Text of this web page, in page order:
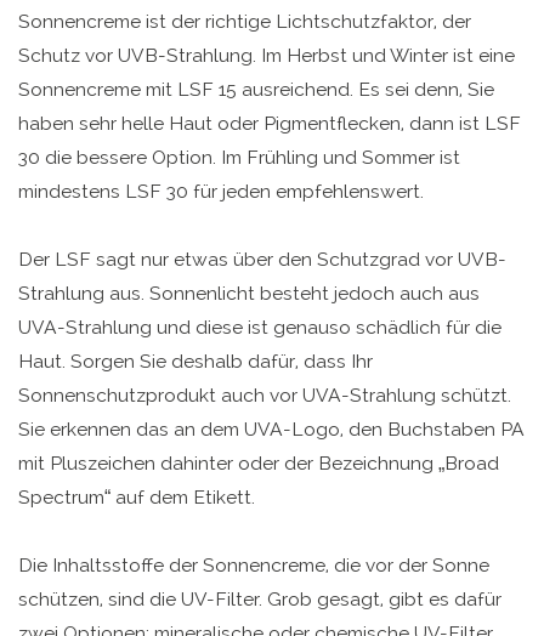
Sonnencreme ist der richtige Lichtschutzfaktor, der
Schutz vor UVB-Strahlung. Im Herbst und Winter ist eine
Sonnencreme mit LSF 15 ausreichend. Es sei denn, Sie
haben sehr helle Haut oder Pigmentflecken, dann ist LSF
30 die bessere Option. Im Frühling und Sommer ist
mindestens LSF 30 für jeden empfehlenswert.
Der LSF sagt nur etwas über den Schutzgrad vor UVB-
Strahlung aus. Sonnenlicht besteht jedoch auch aus
UVA-Strahlung und diese ist genauso schädlich für die
Haut. Sorgen Sie deshalb dafür, dass Ihr
Sonnenschutzprodukt auch vor UVA-Strahlung schützt.
Sie erkennen das an dem UVA-Logo, den Buchstaben PA
mit Pluszeichen dahinter oder der Bezeichnung „Broad
Spectrum“ auf dem Etikett.
Die Inhaltsstoffe der Sonnencreme, die vor der Sonne
schützen, sind die UV-Filter. Grob gesagt, gibt es dafür